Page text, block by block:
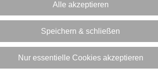
Alle akzeptieren
Speichern & schließen
Nur essentielle Cookies akzeptieren